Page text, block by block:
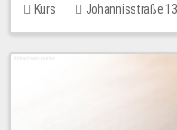
Kurs
Johannisstraße
11 Plätze